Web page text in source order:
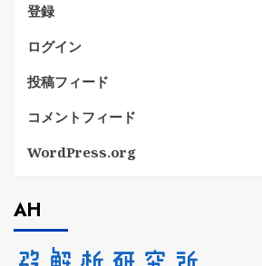
登録
ログイン
投稿フィード
コメントフィード
WordPress.org
AH